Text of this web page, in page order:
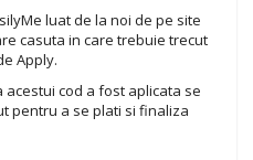
luat de la noi de pe site
casuta in care trebuie trecut
Apply.
cod a fost aplicata se
pentru a se plati si finaliza